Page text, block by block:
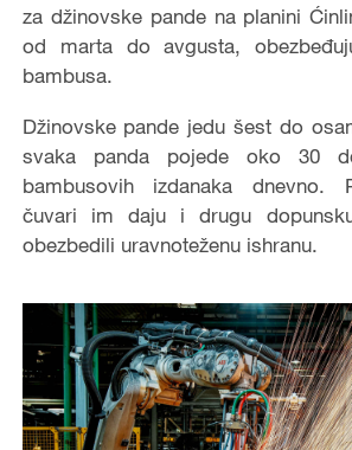
za džinovske pande na planini
od marta do avgusta,
bambusa.
Džinovske pande jedu šest do
svaka panda pojede oko 30
bambusovih izdanaka dnevno.
čuvari im daju i drugu
obezbedili uravnoteženu ishranu.